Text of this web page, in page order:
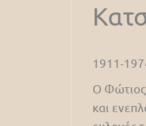
1911-
Ο Φώτιος
και